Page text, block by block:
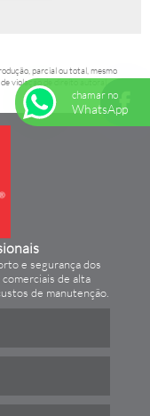
parcial ou total, mesmo
violação de direito autoral – artigo
e segurança dos
de alta
de manutenção.
chamar no
WhatsApp